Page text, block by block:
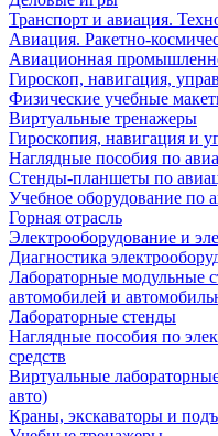
Транспорт и авиация.
Авиация. Ракетно-
Авиационная
Гироскоп, навигация,
Физические учебные
Виртуальные тренажеры
Гироскопия, навигация и
Наглядные пособия по
Стенды-планшеты по
Учебное оборудование по
Горная отрасль
Электрооборудование и
Диагностика
Лабораторные модульные
автомобилей и
Лабораторные стенды
Наглядные пособия по
средств
Виртуальные
авто)
Краны, экскаваторы и